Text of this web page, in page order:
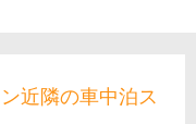
近隣の車中泊ス